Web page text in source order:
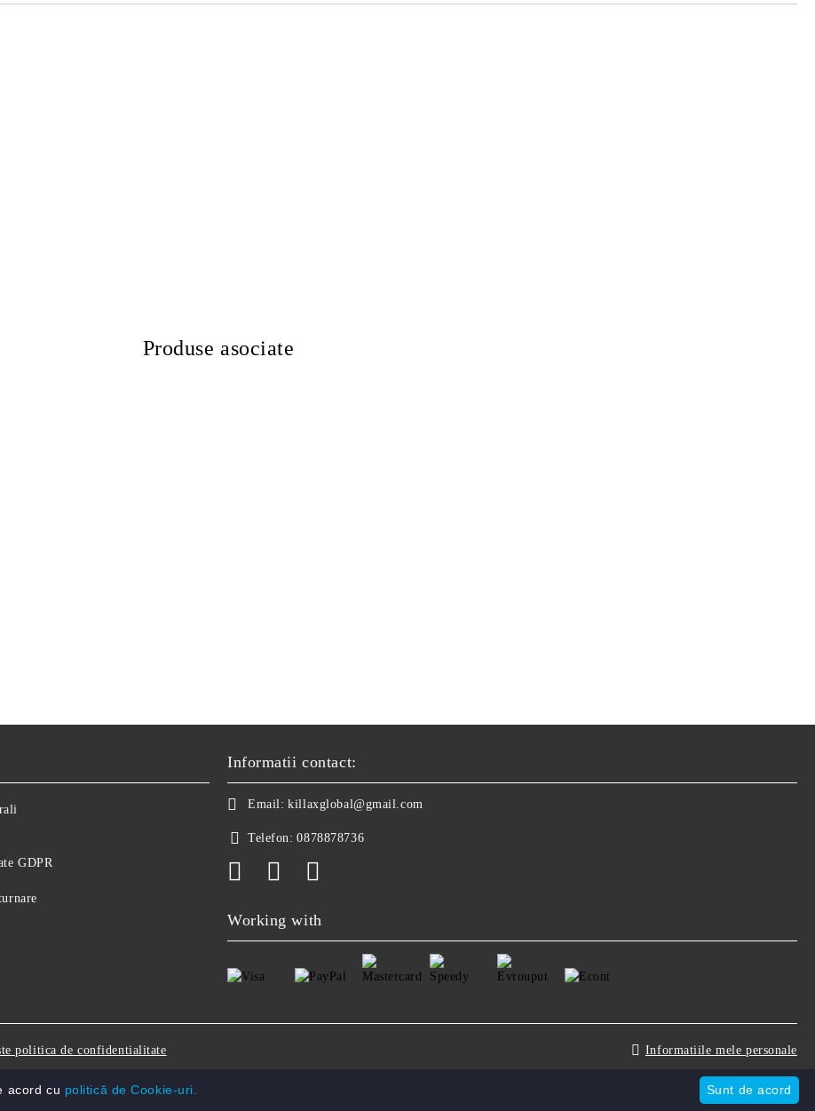
Produse asociate
GDPR
Informatii contact:
Email: killaxglobal@gmail.com
Telefon: 0878878736
Working with
politica de confidentialitate Informatiile mele personale
Solutie comert electronic Seliton Sunt de acord
acord cu politică de Cookie-uri.